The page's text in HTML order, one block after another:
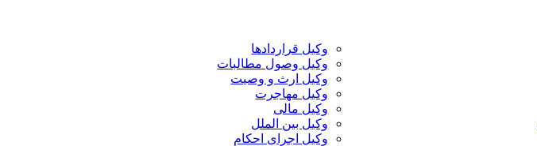
وکیل قراردادها
وکیل وصول مطالبات
وکیل ارث و وصیت
وکیل مهاجرت
وکیل مالی
وکیل بین الملل
وکیل اجرای احکام